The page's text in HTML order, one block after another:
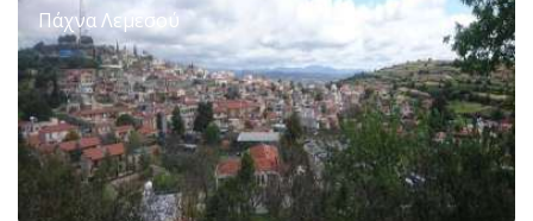
Πάχνα Λεμεσού